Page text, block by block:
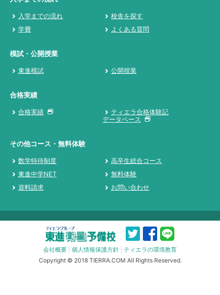
入学までの流れ
校舎を探す
学費
よくある質問
模試・公開授業
東進模試 公開授業
合格実績
合格実績
ティエラ合格体験記
データベース
その他コース・無料体験
数学特待制度
高卒生総合コース
東進中学NET
無料体験
資料請求
お問い合わせ
会社概要 個人情報保護方針
ティエラの環境教育
Copyright © 2018 TIERRA.COM All Rights Reserved.